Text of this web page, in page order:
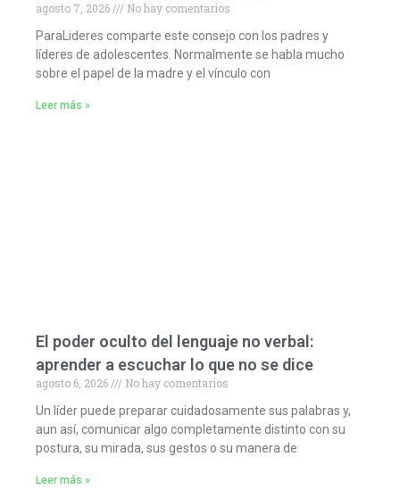
agosto 7, 2026
No hay comentarios
ParaLideres comparte este consejo con los padres y
líderes de adolescentes. Normalmente se habla mucho
sobre el papel de la madre y el vínculo con
Leer más »
El poder oculto del lenguaje no verbal:
aprender a escuchar lo que no se dice
agosto 6, 2026
No hay comentarios
Un líder puede preparar cuidadosamente sus palabras y,
aun así, comunicar algo completamente distinto con su
postura, su mirada, sus gestos o su manera de
Leer más »